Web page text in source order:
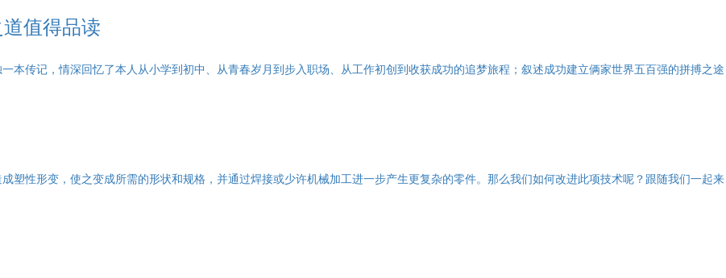
值得品读
本传记，情深回忆了本人从小学到初中、从青春岁月到步入职场、从工作初创到收获成功的追梦旅程；叙述成功建立俩家世界五百强的拼搏之途
塑性形变，使之变成所需的形状和规格，并通过焊接或少许机械加工进一步产生更复杂的零件。那么我们如何改进此项技术呢？跟随我们一起来